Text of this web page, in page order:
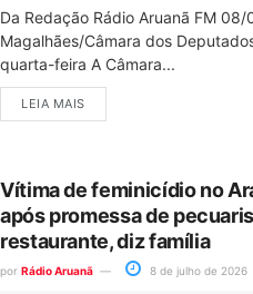
Da Redação Rádio Aruanã FM
Magalhães/Câmara dos
quarta-feira A Câmara...
LEIA MAIS
Vítima de feminicídio no
após promessa de
restaurante, diz família
por Rádio Aruanã 8 de julho de 2026